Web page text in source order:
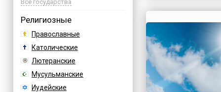
Все государства
Религиозные
Православные
Католические
Лютеранские
Мусульманские
Иудейские